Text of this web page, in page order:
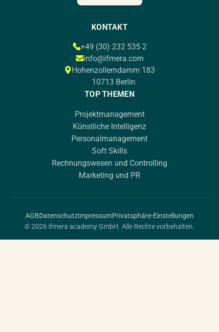
KONTAKT
+49 (30) 232 535 2
info@ifmera.com
Hohenzollerndamm 183
10713 Berlin
TOP THEMEN
Projektmanagement
Künstliche Intelligenz
Personalmanagement
Soft Skills
Rechnungswesen und Controlling
Marketing und PR
AGBDatenschutzImpressumPrivatsphäre-Einstellungen
© 2026 ifmera academy GmbH. Alle Rechte vorbehalten.